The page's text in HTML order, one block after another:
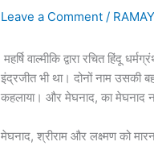
Leave a Comment /
महर्षि वाल्मीकि द्वारा रचित हिंदू
इंद्रजीत भी था। दोनों नाम उसकी
कहलाया। और मेघनाद, का मेघनाद
मेघनाद, श्रीराम और लक्ष्मण को